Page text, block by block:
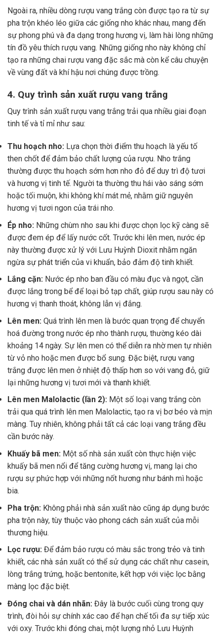
Ngoài ra, nhiều dòng rượu vang trắng còn được tạo ra từ sự
pha trộn khéo léo giữa các giống nho khác nhau, mang đến
sự phong phú và đa dạng trong hương vị, làm hài lòng những
tín đồ yêu thích rượu vang. Những giống nho này không chỉ
tạo ra những chai rượu vang đặc sắc mà còn kể câu chuyện
về vùng đất và khí hậu nơi chúng được trồng.
4. Quy trình sản xuất rượu vang trắng
Quy trình sản xuất rượu vang trắng trải qua nhiều giai đoạn
tinh tế và tỉ mỉ như sau:
Thu hoạch nho: Lựa chọn thời điểm thu hoạch là yếu tố
then chốt để đảm bảo chất lượng của rượu. Nho trắng
thường được thu hoạch sớm hơn nho đỏ để duy trì độ tươi
và hương vị tinh tế. Người ta thường thu hái vào sáng sớm
hoặc tối muộn, khi không khí mát mẻ, nhằm giữ nguyên
hương vị tươi ngon của trái nho.
Ép nho: Những chùm nho sau khi được chọn lọc kỹ càng sẽ
được đem ép để lấy nước cốt. Trước khi lên men, nước ép
này thường được xử lý với Lưu Huỳnh Dioxit nhằm ngăn
ngừa sự phát triển của vi khuẩn, bảo đảm độ tinh khiết.
Lắng cặn: Nước ép nho ban đầu có màu đục và ngọt, cần
được lắng trong bể để loại bỏ tạp chất, giúp rượu sau này có
hương vị thanh thoát, không lẫn vị đắng.
Lên men: Quá trình lên men là bước quan trọng để chuyển
hoá đường trong nước ép nho thành rượu, thường kéo dài
khoảng 14 ngày. Sự lên men có thể diễn ra nhờ men tự nhiên
từ vỏ nho hoặc men được bổ sung. Đặc biệt, rượu vang
trắng được lên men ở nhiệt độ thấp hơn so với vang đỏ, giữ
lại những hương vị tươi mới và thanh khiết.
Lên men Malolactic (lần 2): Một số loại vang trắng còn
trải qua quá trình lên men Malolactic, tạo ra vị bơ béo và mịn
màng. Tuy nhiên, không phải tất cả các loại vang trắng đều
cần bước này.
Khuấy bã men: Một số nhà sản xuất còn thực hiện việc
khuấy bã men nổi để tăng cường hương vị, mang lại cho
rượu sự phức hợp với những nốt hương như bánh mì hoặc
bia.
Pha trộn: Không phải nhà sản xuất nào cũng áp dụng bước
pha trộn này, tùy thuộc vào phong cách sản xuất của mỗi
thương hiệu.
Lọc rượu: Để đảm bảo rượu có màu sắc trong trẻo và tinh
khiết, các nhà sản xuất có thể sử dụng các chất như casein,
lòng trắng trứng, hoặc bentonite, kết hợp với việc lọc bằng
màng lọc đặc biệt.
Đóng chai và dán nhãn: Đây là bước cuối cùng trong quy
trình, đòi hỏi sự chính xác cao để hạn chế tối đa sự tiếp xúc
với oxy. Trước khi đóng chai, một lượng nhỏ Lưu Huỳnh